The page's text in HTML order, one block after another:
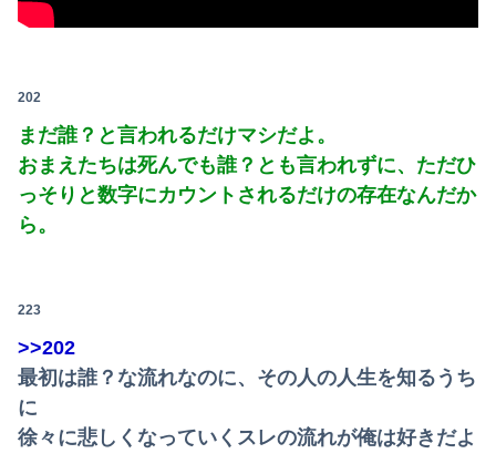
202
まだ誰？と言われるだけマシだよ。
おまえたちは死んでも誰？とも言われずに、ただひ
っそりと数字にカウントされるだけの存在なんだか
ら。
223
>>202
最初は誰？な流れなのに、その人の人生を知るうち
に
徐々に悲しくなっていくスレの流れが俺は好きだよ